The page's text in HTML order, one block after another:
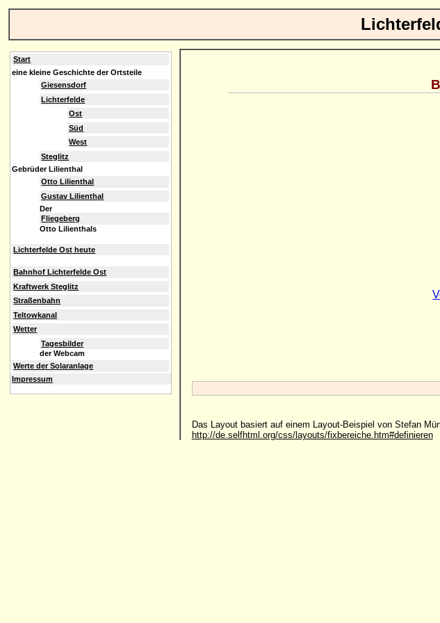
Das Layout basiert auf einem Layout-Beispiel von Stefan
http://de.selfhtml.org/css/layouts/fixbereiche.htm#definieren
Start
eine kleine Geschichte der Ortsteile
Giesensdorf
Lichterfelde
Ost
Süd
West
Steglitz
Gebrüder Lilienthal
Otto Lilienthal
Gustav Lilienthal
Der
Fliegeberg
Otto Lilienthals
Lichterfelde Ost heute
Bahnhof Lichterfelde Ost
Kraftwerk Steglitz
Straßenbahn
Teltowkanal
Wetter
Tagesbilder
der Webcam
Werte der Solaranlage
Impressum